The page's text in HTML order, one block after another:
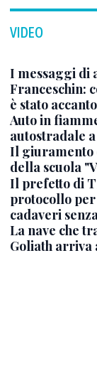
VIDEO
I messaggi di
Franceschin:
è stato
Auto in
autostradale
Il giuramento
della scuola
Il prefetto di
protocollo
cadaveri
La nave che
Goliath arriva